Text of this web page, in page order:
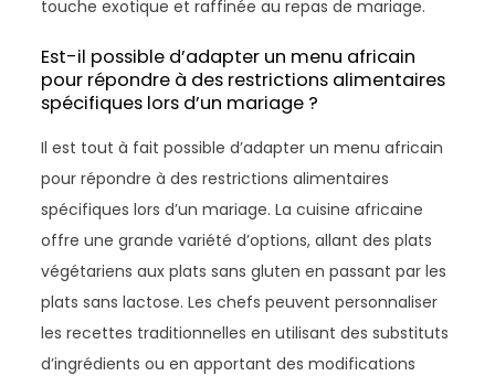
touche exotique et raffinée au repas de mariage.
Est-il possible d’adapter un menu africain
pour répondre à des restrictions alimentaires
spécifiques lors d’un mariage ?
Il est tout à fait possible d’adapter un menu africain
pour répondre à des restrictions alimentaires
spécifiques lors d’un mariage. La cuisine africaine
offre une grande variété d’options, allant des plats
végétariens aux plats sans gluten en passant par les
plats sans lactose. Les chefs peuvent personnaliser
les recettes traditionnelles en utilisant des substituts
d’ingrédients ou en apportant des modifications